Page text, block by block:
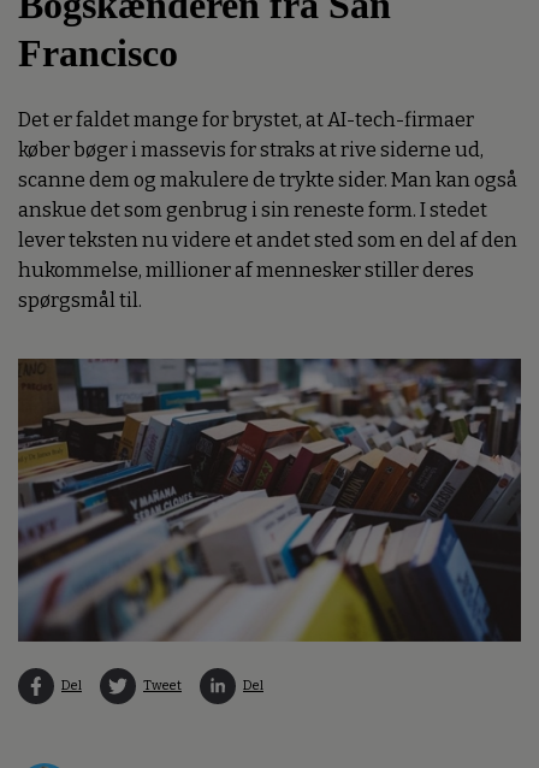
Francisco
Det er faldet mange for brystet, at AI-tech-firmaer
køber bøger i massevis for straks at rive siderne ud,
scanne dem og makulere de trykte sider. Man kan også
anskue det som genbrug i sin reneste form. I stedet
lever teksten nu videre et andet sted som en del af den
hukommelse, millioner af mennesker stiller deres
spørgsmål til.
Del Tweet Del